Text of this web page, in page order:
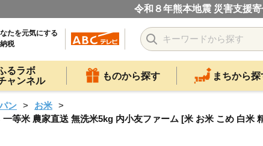
令和８年熊本地震 災害支援
たを元気にする
税
るラボ
ャンネル
ものから探す まちから探
ン
お米
等米 農家直送 無洗米5kg 内小友ファーム [米 お米 こめ 白米